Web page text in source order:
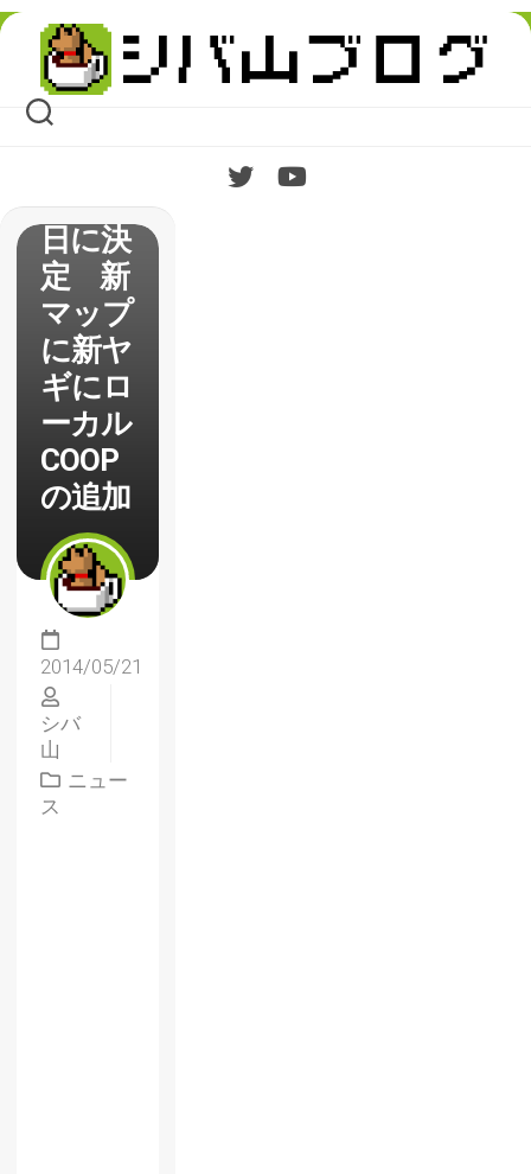
Skip
content
Simula
tor】
1.1パ
ッチの
が6月3
日に決
定 新
マップ
に新ヤ
ギにロ
ーカル
COOP
の追加
2014/05/21
シバ
山
ニュー
ス